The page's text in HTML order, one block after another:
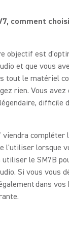
comment
objectif est
et que vous
tout le matériel
rien. Vous
difficile
viendra compléter
l'utiliser lorsque
le SM7B
Si vous vous
dans vos